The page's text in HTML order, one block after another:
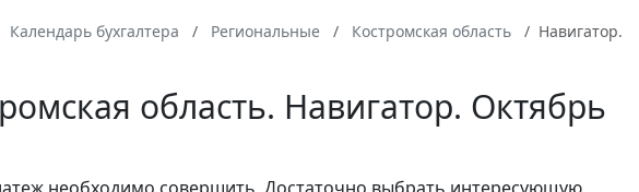
Календарь бухгалтера Региональные Костромская область
Навигатор.
область. Навигатор. Октябрь